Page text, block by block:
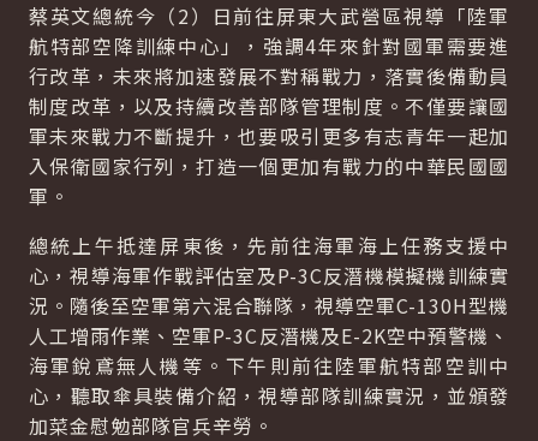
蔡英文總統今（2）日前往屏東大武營區視導「陸軍
航特部空降訓練中心」，強調4年來針對國軍需要進
行改革，未來將加速發展不對稱戰力，落實後備動員
制度改革，以及持續改善部隊管理制度。不僅要讓國
軍未來戰力不斷提升，也要吸引更多有志青年一起加
入保衛國家行列，打造一個更加有戰力的中華民國國
軍。
總統上午抵達屏東後，先前往海軍海上任務支援中
心，視導海軍作戰評估室及P-3C反潛機模擬機訓練實
況。隨後至空軍第六混合聯隊，視導空軍C-130H型機
人工增雨作業、空軍P-3C反潛機及E-2K空中預警機、
海軍銳鳶無人機等。下午則前往陸軍航特部空訓中
心，聽取傘具裝備介紹，視導部隊訓練實況，並頒發
加菜金慰勉部隊官兵辛勞。